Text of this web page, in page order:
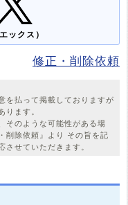
ックス）
修正・削除依頼
を払って掲載しておりますが
ります。
そのような可能性がある場
削除依頼』より その旨を記
せていただきます。